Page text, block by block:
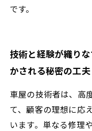
です。
技術と経験が織り
かされる秘密の工夫
車屋の技術者は、高
て、顧客の理想に応
います。単なる修理